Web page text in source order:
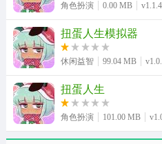
2、进入游戏如图，点击
角色扮演 0.00 MB v1.1.4
扭蛋人生模拟器
休闲益智 99.04 MB
扭蛋人生
角色扮演 101.00 MB